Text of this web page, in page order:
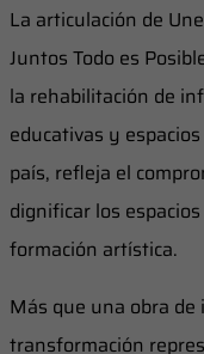
La articulación de
Juntos Todo es
la rehabilitación de
educativas y
país, refleja el
dignificar los
formación artística.
Más que una obra
transformación